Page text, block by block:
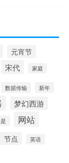
元宵节
宋代 家庭
数据传输 新年
梦幻西游
网站
节点 英语